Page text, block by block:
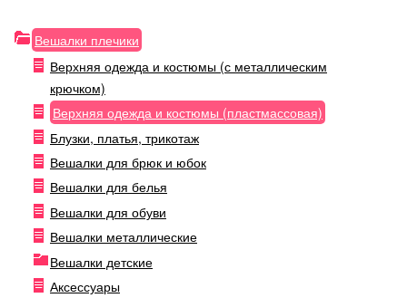
Вешалки плечики
Верхняя одежда и костюмы (с металлическим
крючком)
Верхняя одежда и костюмы (пластмассовая)
Блузки, платья, трикотаж
Вешалки для брюк и юбок
Вешалки для белья
Вешалки для обуви
Вешалки металлические
Вешалки детские
Аксессуары